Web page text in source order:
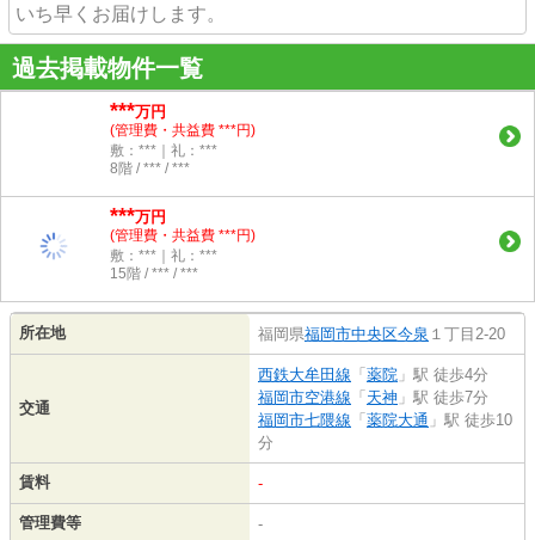
いち早くお届けします。
過去掲載物件一覧
***万円
(管理費・共益費 ***円)
敷：***｜礼：***
8階 / *** / ***
***万円
(管理費・共益費 ***円)
敷：***｜礼：***
15階 / *** / ***
所在地 福岡県福岡市中央区今泉 １丁目2-20
交通
西鉄大牟田線 「 薬院 」駅 徒歩4分
福岡市空港線 「 天神 」駅 徒歩7分
福岡市七隈線 「 薬院大通 」駅 徒歩10
分
賃料 -
管理費等 -